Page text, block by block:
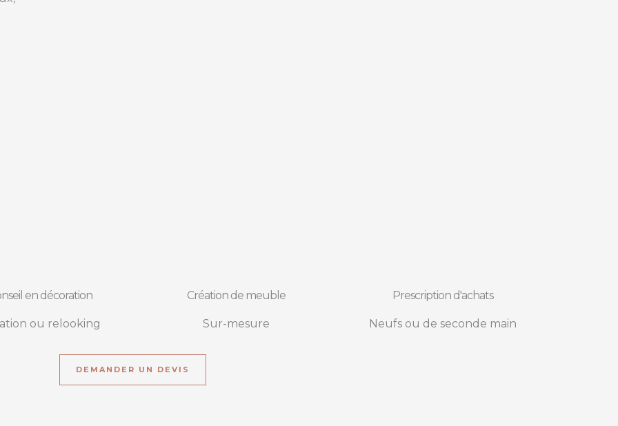
en décoration
ou relooking
Création de meuble
Sur-mesure
Prescription d'achats
Neufs ou de seconde main
DEMANDER UN DEVIS